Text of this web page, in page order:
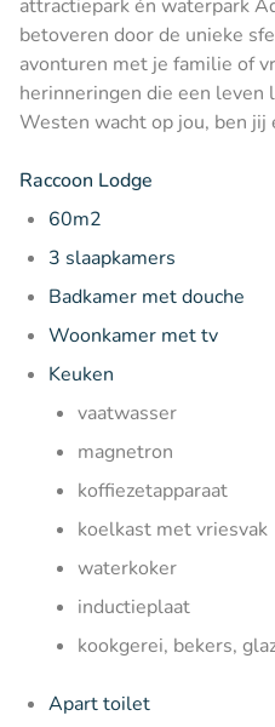
attractiepark én waterpark
betoveren door de unieke
avonturen met je familie of
herinneringen die een leven
Westen wacht op jou, ben jij
Raccoon Lodge
60m2
3 slaapkamers
Badkamer met douche
Woonkamer met tv
Keuken
vaatwasser
magnetron
koffiezetapparaat
koelkast met vriesvak
waterkoker
inductieplaat
kookgerei, bekers,
Apart toilet